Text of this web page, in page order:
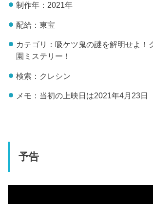
制作年：2021年
配給：東宝
カテゴリ：吸ケツ鬼の謎を解明せよ！
園ミステリー！
検索：クレシン
メモ：当初の上映日は2021年4月23日
予告